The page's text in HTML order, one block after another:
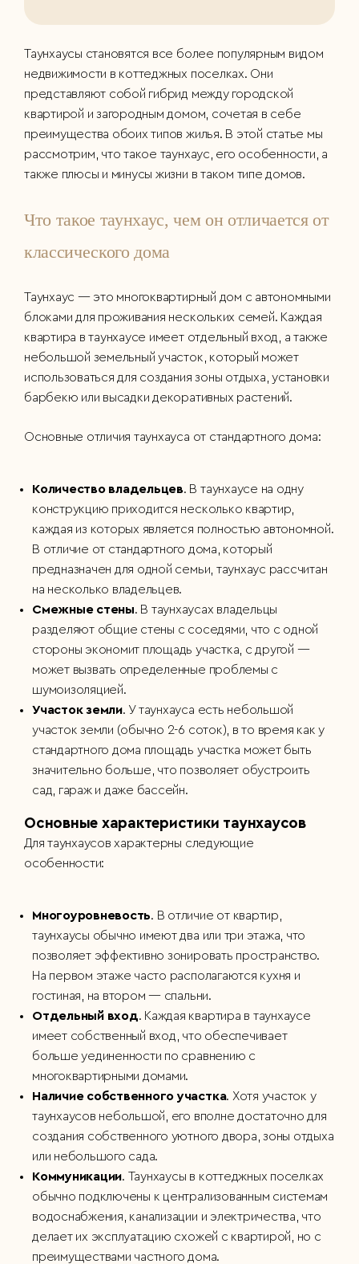
Таунхаусы становятся все более популярным видом
недвижимости в коттеджных поселках. Они
представляют собой гибрид между городской
квартирой и загородным домом, сочетая в себе
преимущества обоих типов жилья. В этой статье мы
рассмотрим, что такое таунхаус, его особенности, а
также плюсы и минусы жизни в таком типе домов.
Что такое таунхаус, чем он отличается от
классического дома
Таунхаус — это многоквартирный дом с автономными
блоками для проживания нескольких семей. Каждая
квартира в таунхаусе имеет отдельный вход, а также
небольшой земельный участок, который может
использоваться для создания зоны отдыха, установки
барбекю или высадки декоративных растений.
Основные отличия таунхауса от стандартного дома:
Количество владельцев. В таунхаусе на одну
конструкцию приходится несколько квартир,
каждая из которых является полностью автономной.
В отличие от стандартного дома, который
предназначен для одной семьи, таунхаус рассчитан
на несколько владельцев.
Смежные стены. В таунхаусах владельцы
разделяют общие стены с соседями, что с одной
стороны экономит площадь участка, с другой —
может вызвать определенные проблемы с
шумоизоляцией.
Участок земли. У таунхауса есть небольшой
участок земли (обычно 2-6 соток), в то время как у
стандартного дома площадь участка может быть
значительно больше, что позволяет обустроить
сад, гараж и даже бассейн.
Основные характеристики таунхаусов
Для таунхаусов характерны следующие
особенности:
Многоуровневость. В отличие от квартир,
таунхаусы обычно имеют два или три этажа, что
позволяет эффективно зонировать пространство.
На первом этаже часто располагаются кухня и
гостиная, на втором — спальни.
Отдельный вход. Каждая квартира в таунхаусе
имеет собственный вход, что обеспечивает
больше уединенности по сравнению с
многоквартирными домами.
Наличие собственного участка. Хотя участок у
таунхаусов небольшой, его вполне достаточно для
создания собственного уютного двора, зоны отдыха
или небольшого сада.
Коммуникации. Таунхаусы в коттеджных поселках
обычно подключены к централизованным системам
водоснабжения, канализации и электричества, что
делает их эксплуатацию схожей с квартирой, но с
преимуществами частного дома.